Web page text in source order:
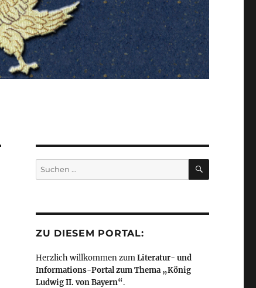
Suchen
nach:
SUCHEN
ZU DIESEM PORTAL:
Herzlich willkommen zumLiteratur- und
Informations-Portal zum Thema „König
Ludwig II. von Bayern“.